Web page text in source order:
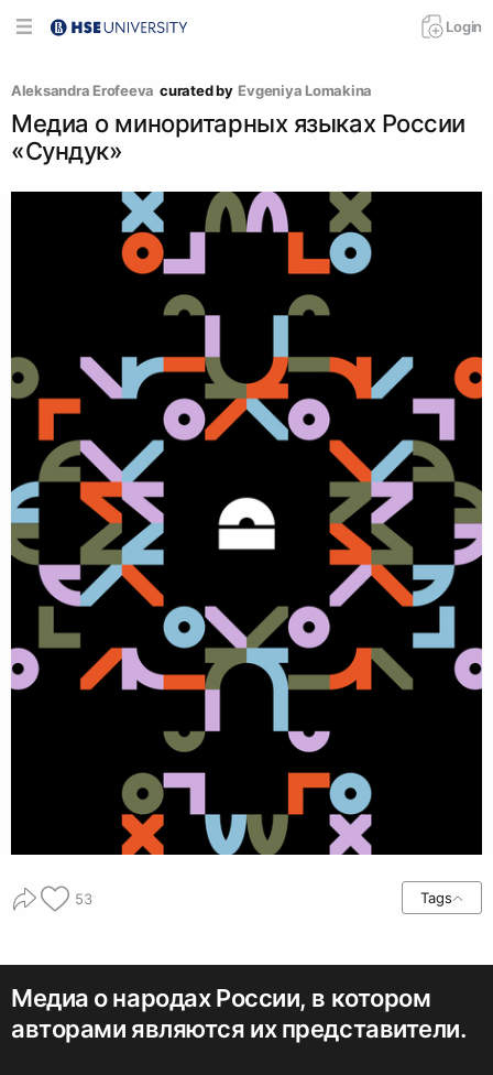
Login
Aleksandra Erofeeva curated by Evgeniya Lomakina
Медиа о миноритарных языках России
«Сундук»
53 Tags
Медиа о народах России, в котором
авторами являются их представители.